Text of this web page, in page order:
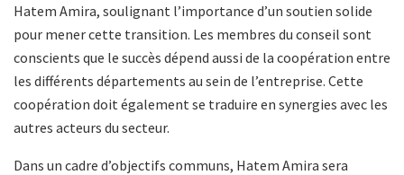
Hatem Amira, soulignant l’importance d’un soutien solide
pour mener cette transition. Les membres du conseil sont
conscients que le succès dépend aussi de la coopération entre
les différents départements au sein de l’entreprise. Cette
coopération doit également se traduire en synergies avec les
autres acteurs du secteur.
Dans un cadre d’objectifs communs, Hatem Amira sera